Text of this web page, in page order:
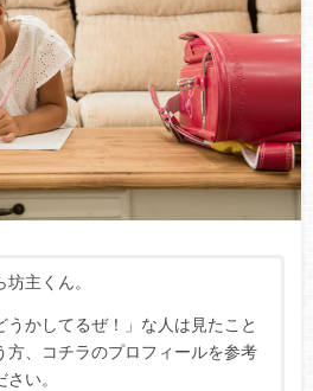
主くん。
うかしてるぜ！」な人は見たこと
方、コチラのプロフィールを参考
い。